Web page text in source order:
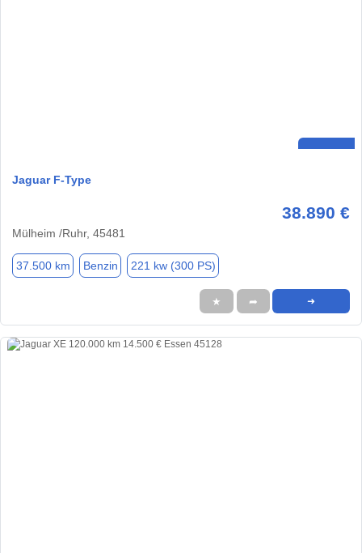
Jaguar F-Type
38.890 €
Mülheim /Ruhr, 45481
37.500 km Benzin 221 kw (300 PS)
★ ➦ ➜